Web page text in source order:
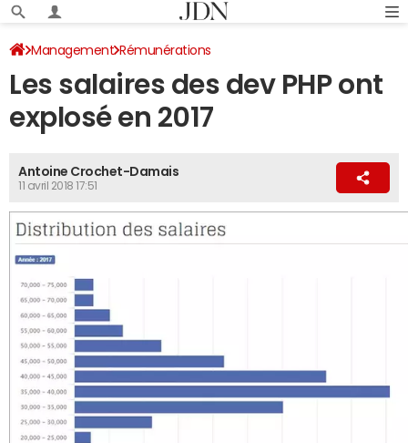
Management Rémunérations
Les salaires des dev PHP ont
explosé en 2017
Antoine Crochet-Damais
11 avril 2018 17:51